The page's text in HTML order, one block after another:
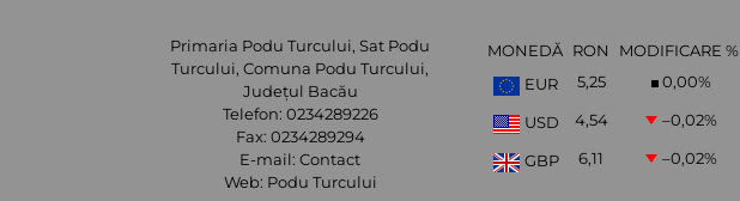
Primaria Podu Turcului, Sat Podu
Turcului, Comuna Podu Turcului,
Județul Bacău
Telefon: 0234289226
Fax: 0234289294
E-mail: Contact
Web: Podu Turcului
MONEDĂ RON
MODIFICARE %
EUR
5,25 0,00%
USD 4,54 –0,02%
GBP 6,11 –0,02%